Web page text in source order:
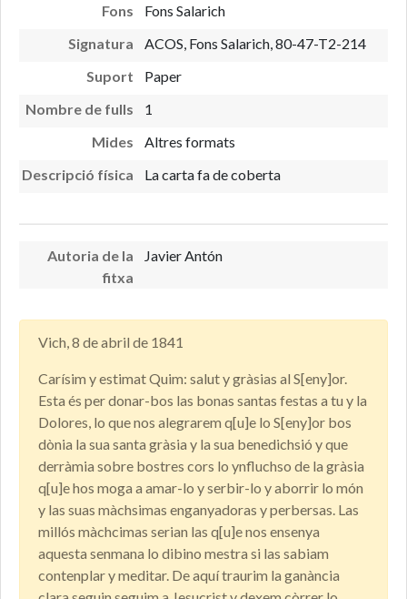
Fons
Fons Salarich
Signatura
ACOS, Fons Salarich, 80-47-T2-214
Suport
Paper
Nombre de fulls
1
Mides
Altres formats
Descripció física
La carta fa de coberta
Autoria de la
fitxa
Javier Antón
Vich, 8 de abril de 1841
Carísim y estimat Quim: salut y gràsias al S[eny]or.
Esta és per donar-bos las bonas santas festas a tu y la
Dolores, lo que nos alegrarem q[u]e lo S[eny]or bos
dònia la sua santa gràsia y la sua benedichsió y que
derràmia sobre bostres cors lo ynfluchso de la gràsia
q[u]e hos moga a amar-lo y serbir-lo y aborrir lo món
y las suas màchsimas enganyadoras y perbersas. Las
millós màchcimas serian las q[u]e nos ensenya
aquesta senmana lo dibino mestra si las sabiam
contenplar y meditar. De aquí traurim la ganància